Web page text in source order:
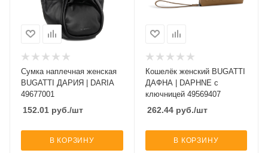
Сумка наплечная женская
BUGATTI ДАРИЯ | DARIA
49677001
152.01 руб./шт
В КОРЗИНУ
Кошелёк женский BUGATTI
ДАФНА | DAPHNE с
ключницей 49569407
262.44руб./шт
В КОРЗИНУ